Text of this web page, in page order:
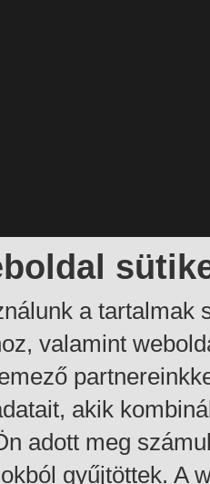
a tartalmak
valamint
akik
adott meg
gyűjtöttek. A